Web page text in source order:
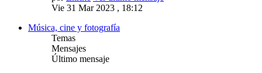
Vie 31 Mar 2023 , 18:12
Música, cine y fotografía
Temas
Mensajes
Último mensaje